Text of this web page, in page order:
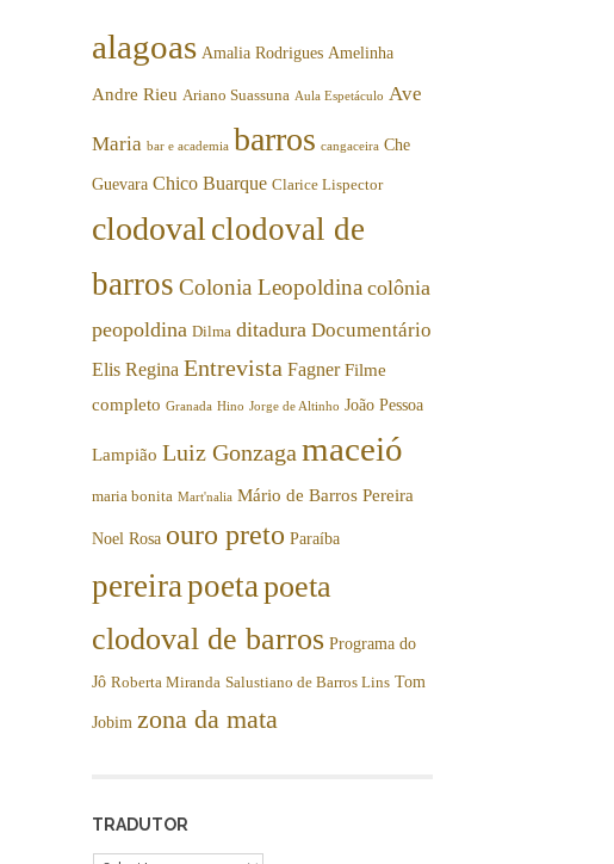
alagoas Amalia Rodrigues Amelinha
Andre Rieu Ariano Suassuna Aula Espetáculo Ave
Maria bar e academia barros cangaceira Che
Guevara Chico Buarque Clarice Lispector
clodoval clodoval de
barros Colonia Leopoldina colônia
peopoldina Dilma ditadura Documentário
Elis Regina Entrevista Fagner Filme
completo Granada Hino Jorge de Altinho João Pessoa
Lampião Luiz Gonzaga maceió
maria bonita Mart'nalia Mário de Barros Pereira
Noel Rosa ouro preto Paraíba
pereira poeta poeta
clodoval de barros Programa do
Jô Roberta Miranda Salustiano de Barros Lins Tom
Jobim zona da mata
TRADUTOR